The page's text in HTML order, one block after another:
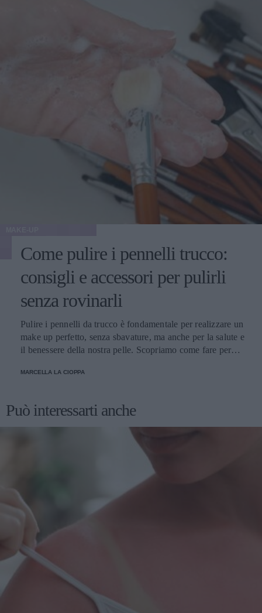
Come pulire i pennelli trucco:
consigli e accessori per pulirli
senza rovinarli
Pulire i pennelli da trucco è fondamentale per realizzare un
make up perfetto, senza sbavature, ma anche per la salute e
il benessere della nostra pelle. Scopriamo come fare per
MARCELLA LA CIOPPA
Può interessarti anche